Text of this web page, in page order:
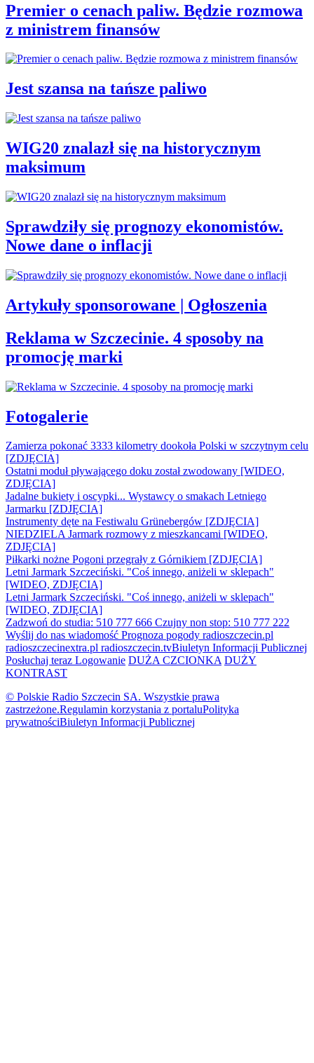
Premier o cenach paliw. Będzie rozmowa
z ministrem finansów
Jest szansa na tańsze paliwo
WIG20 znalazł się na historycznym
maksimum
Sprawdziły się prognozy ekonomistów.
Nowe dane o inflacji
Artykuły sponsorowane | Ogłoszenia
Reklama w Szczecinie. 4 sposoby na
promocję marki
Fotogalerie
Zamierza pokonać 3333 kilometry dookoła Polski w szczytnym celu
[ZDJĘCIA]
Ostatni moduł pływającego doku został zwodowany [WIDEO,
ZDJĘCIA]
Jadalne bukiety i oscypki... Wystawcy o smakach Letniego
Jarmarku [ZDJĘCIA]
Instrumenty dęte na Festiwalu Grünebergów [ZDJĘCIA]
NIEDZIELA Jarmark rozmowy z mieszkancami [WIDEO,
ZDJĘCIA]
Piłkarki nożne Pogoni przegrały z Górnikiem [ZDJĘCIA]
Letni Jarmark Szczeciński. "Coś innego, aniżeli w sklepach"
[WIDEO, ZDJĘCIA]
Letni Jarmark Szczeciński. "Coś innego, aniżeli w sklepach"
[WIDEO, ZDJĘCIA]
Zadzwoń do studia: 510 777 666 Czujny non stop: 510 777 222
Wyślij do nas wiadomość Prognoza pogody radioszczecin.pl
radioszczecinextra.pl radioszczecin.tvBiuletyn Informacji Publicznej
Posłuchaj teraz Logowanie DUŻA CZCIONKA DUŻY
KONTRAST
© Polskie Radio Szczecin SA. Wszystkie prawa
zastrzeżone.Regulamin korzystania z portaluPolityka
prywatnościBiuletyn Informacji Publicznej